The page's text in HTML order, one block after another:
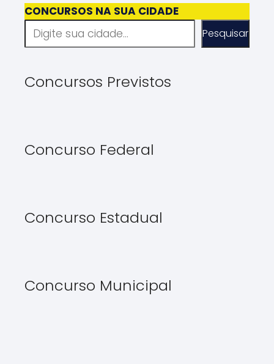
CONCURSOS NA SUA CIDADE
u
r
Pesquisar
Concursos Previstos
Concurso Federal
Concurso Estadual
Concurso Municipal